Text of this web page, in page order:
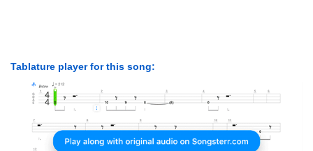
Tablature player for this song: